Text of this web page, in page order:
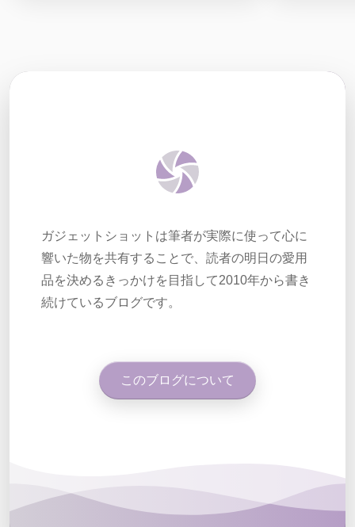
ガジェットショットは筆者が実際に使って心に
響いた物を共有することで、読者の明日の愛用
品を決めるきっかけを目指して2010年から書き
続けているブログです。
このブログについて